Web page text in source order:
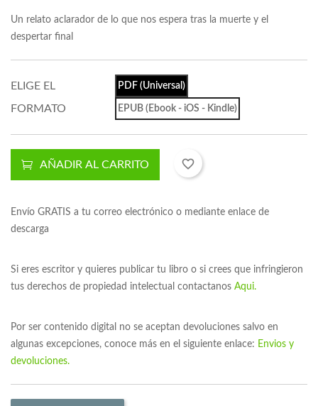
Un relato aclarador de lo que nos espera tras la muerte y el
despertar final
ELIGE EL
FORMATO
PDF (Universal)
EPUB (Ebook - iOS - Kindle)
AÑADIR AL CARRITO favorite_border
Envío GRATIS a tu correo electrónico o mediante enlace de
descarga
Si eres escritor y quieres publicar tu libro o si crees que infringieron
tus derechos de propiedad intelectual contactanos Aqui.
Por ser contenido digital no se aceptan devoluciones salvo en
algunas excepciones, conoce más en el siguiente enlace: Envios y
devoluciones.